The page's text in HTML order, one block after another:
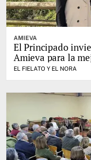
AMIEVA
El Principado
Amieva para la
EL FIELATO Y EL NORA